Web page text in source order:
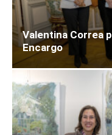
Valentina Correa
Encargo